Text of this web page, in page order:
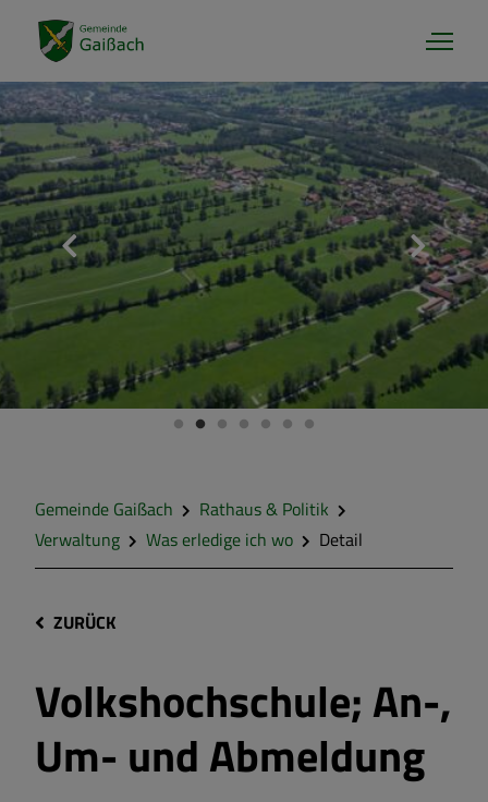
Gemeinde Gaißach
Rathaus & Politik
Verwaltung
Was erledige ich wo Detail
ZURÜCK
Volkshochschule; An-,
Um- und Abmeldung